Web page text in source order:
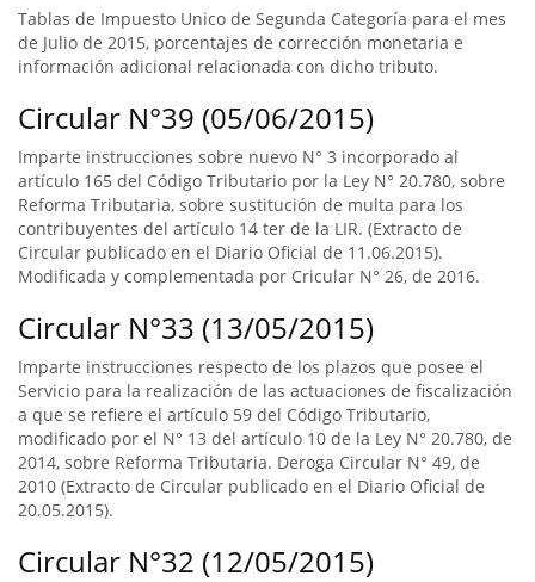
Tablas de Impuesto Unico de Segunda Categoría para el mes
de Julio de 2015, porcentajes de corrección monetaria e
información adicional relacionada con dicho tributo.
Circular N°39 (05/06/2015)
Imparte instrucciones sobre nuevo N° 3 incorporado al
artículo 165 del Código Tributario por la Ley N° 20.780, sobre
Reforma Tributaria, sobre sustitución de multa para los
contribuyentes del artículo 14 ter de la LIR. (Extracto de
Circular publicado en el Diario Oficial de 11.06.2015).
Modificada y complementada por Cricular N° 26, de 2016.
Circular N°33 (13/05/2015)
Imparte instrucciones respecto de los plazos que posee el
Servicio para la realización de las actuaciones de fiscalización
a que se refiere el artículo 59 del Código Tributario,
modificado por el N° 13 del artículo 10 de la Ley N° 20.780, de
2014, sobre Reforma Tributaria. Deroga Circular N° 49, de
2010 (Extracto de Circular publicado en el Diario Oficial de
20.05.2015).
Circular N°32 (12/05/2015)